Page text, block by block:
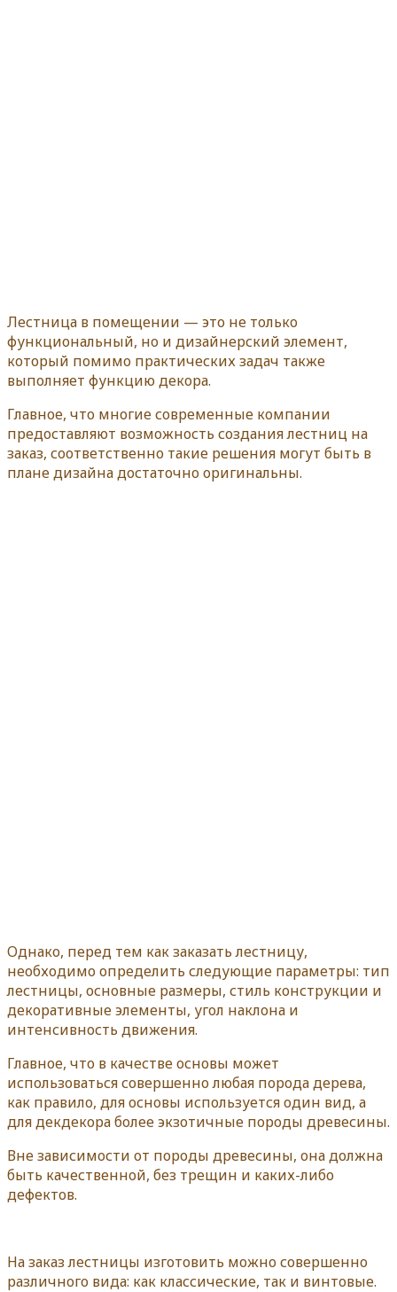
Лестница в помещении — это не только
функциональный, но и дизайнерский элемент,
который помимо практических задач также
выполняет функцию декора.
Главное, что многие современные компании
предоставляют возможность создания лестниц на
заказ, соответственно такие решения могут быть в
плане дизайна достаточно оригинальны.
Однако, перед тем как заказать лестницу,
необходимо определить следующие параметры: тип
лестницы, основные размеры, стиль конструкции и
декоративные элементы, угол наклона и
интенсивность движения.
Главное, что в качестве основы может
использоваться совершенно любая порода дерева,
как правило, для основы используется один вид, а
для декдекора более экзотичные породы древесины.
Вне зависимости от породы древесины, она должна
быть качественной, без трещин и каких-либо
дефектов.
На заказ лестницы изготовить можно совершенно
различного вида: как классические, так и винтовые.